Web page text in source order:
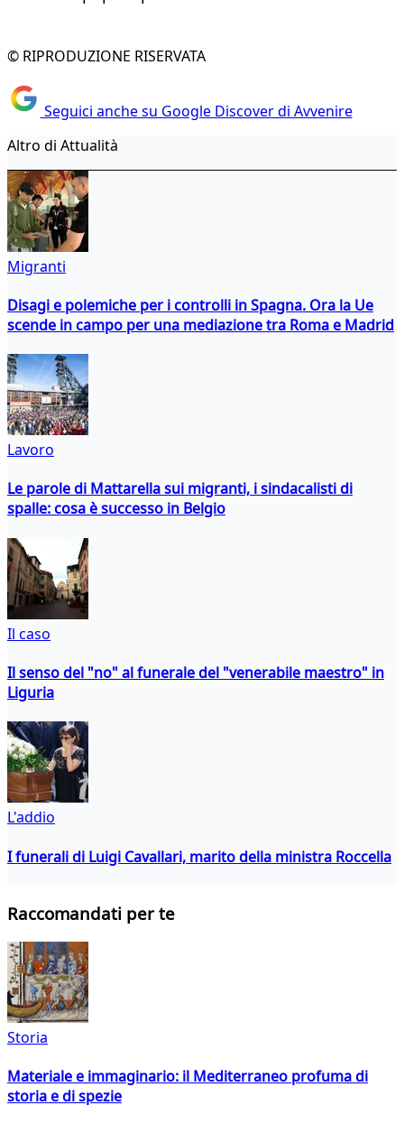
© RIPRODUZIONE RISERVATA
Seguici anche su Google Discover di Avvenire
Altro di Attualità
Migranti
Disagi e polemiche per i controlli in Spagna. Ora la Ue
scende in campo per una mediazione tra Roma e Madrid
Lavoro
Le parole di Mattarella sui migranti, i sindacalisti di
spalle: cosa è successo in Belgio
Il caso
Il senso del "no" al funerale del "venerabile maestro" in
Liguria
L'addio
I funerali di Luigi Cavallari, marito della ministra Roccella
Raccomandati per te
Storia
Materiale e immaginario: il Mediterraneo profuma di
storia e di spezie